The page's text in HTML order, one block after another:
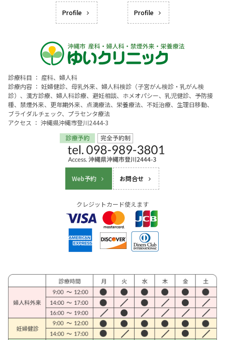
Profile Profile
診療科目 ： 産科、婦人科
診療内容 ： 妊婦健診、母乳外来、婦人科検診（子宮がん検診・乳がん検
診）、漢方診療、婦人科診療、避妊相談、ホメオパシー、乳児健診、予防接
種、禁煙外来、更年期外来、点滴療法、栄養療法、不妊治療、生理日移動、
ブライダルチェック、プラセンタ療法
アクセス ： 沖縄県沖縄市登川2444-3
Web予約 お問合せ
クレジットカード使えます